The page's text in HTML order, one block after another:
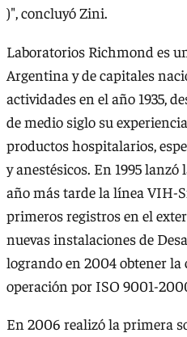
)", concluyó Zini.
Laboratorios Richmond es
Argentina y de capitales
actividades en el año 1935,
de medio siglo su
productos hospitalarios,
y anestésicos. En 1995
año más tarde la línea VIH-
primeros registros en el
nuevas instalaciones de
logrando en 2004 obtener
operación por ISO 9001-
En 2006 realizó la primera